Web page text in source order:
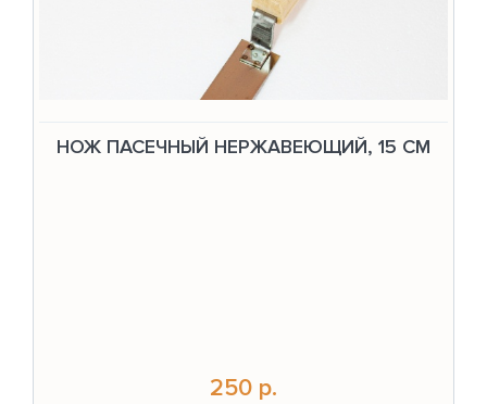
НОЖ ПАСЕЧНЫЙ НЕРЖАВЕЮЩИЙ, 15 СМ
250 р.